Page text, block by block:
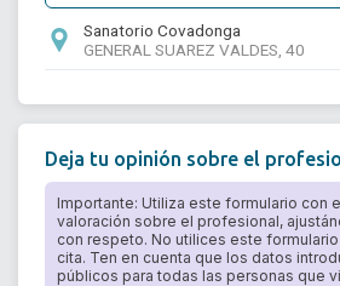
Sanatorio Covadonga
GENERAL SUAREZ VALDES, 40
Deja tu opinión sobre el
Importante: Utiliza este formulario con
valoración sobre el profesional,
con respeto. No utilices este
cita. Ten en cuenta que los datos
públicos para todas las personas que